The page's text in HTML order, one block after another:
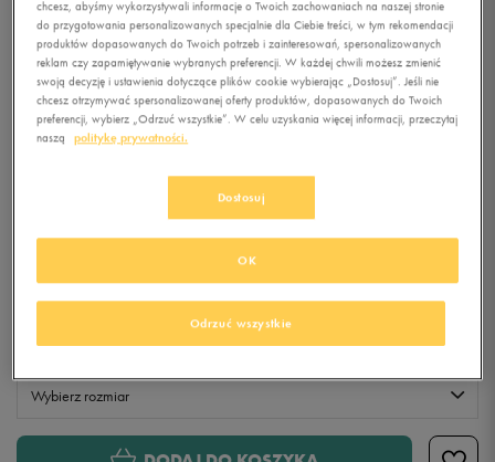
REEBOK BLUZA NOAH
SMALL LOGO HOODY
5.0(2)
112,49zł z Vat
Kolor:granatowy
Wybierz rozmiar
chcesz, abyśmy wykorzystywali informacje o Twoich zachowaniach na naszej stronie
do przygotowania personalizowanych specjalnie dla Ciebie treści, w tym rekomendacji
produktów dopasowanych do Twoich potrzeb i zainteresowań, spersonalizowanych
reklam czy zapamiętywanie wybranych preferencji. W każdej chwili możesz zmienić
swoją decyzję i ustawienia dotyczące plików cookie wybierając „Dostosuj”. Jeśli nie
chcesz otrzymywać spersonalizowanej oferty produktów, dopasowanych do Twoich
preferencji, wybierz „Odrzuć wszystkie”. W celu uzyskania więcej informacji, przeczytaj
naszą
politykę prywatności.
Dostosuj
Odrzuć wszystkie
OK